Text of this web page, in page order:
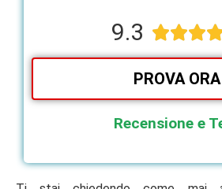
9.3 
PROVA ORA
Recensione e